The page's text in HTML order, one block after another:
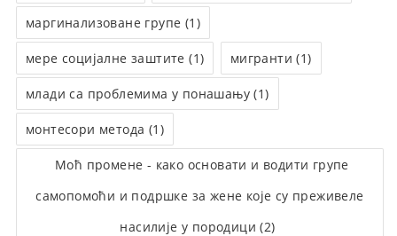
маргинализоване групе (1)
мере социјалне заштите (1) мигранти (1)
млади са проблемима у понашању (1)
монтесори метода (1)
Моћ промене - како основати и водити групе
самопомоћи и подршке за жене које су преживеле
насилије у породици (2)